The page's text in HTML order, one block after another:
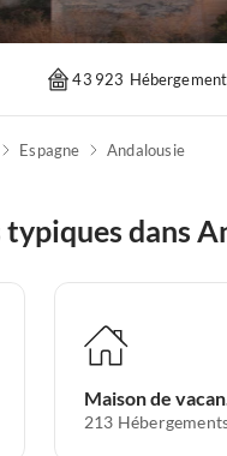
43 923
Espagne Andalousie
dans
213